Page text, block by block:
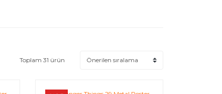
Toplam 31 ürün